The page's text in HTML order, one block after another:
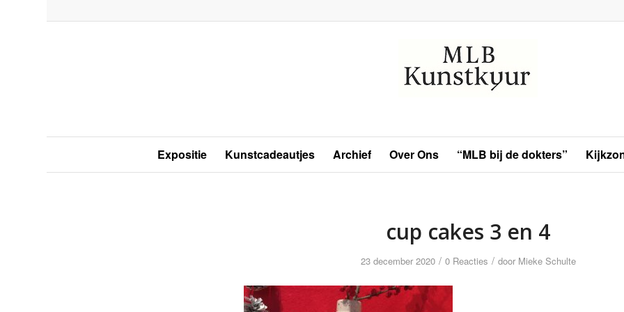
Expositie Kunstcadeautjes Archief Over Ons “MLB bij de dokters”
cup cakes 3 en 4
23 december 2020 / 0 Reacties / door Mieke Schulte